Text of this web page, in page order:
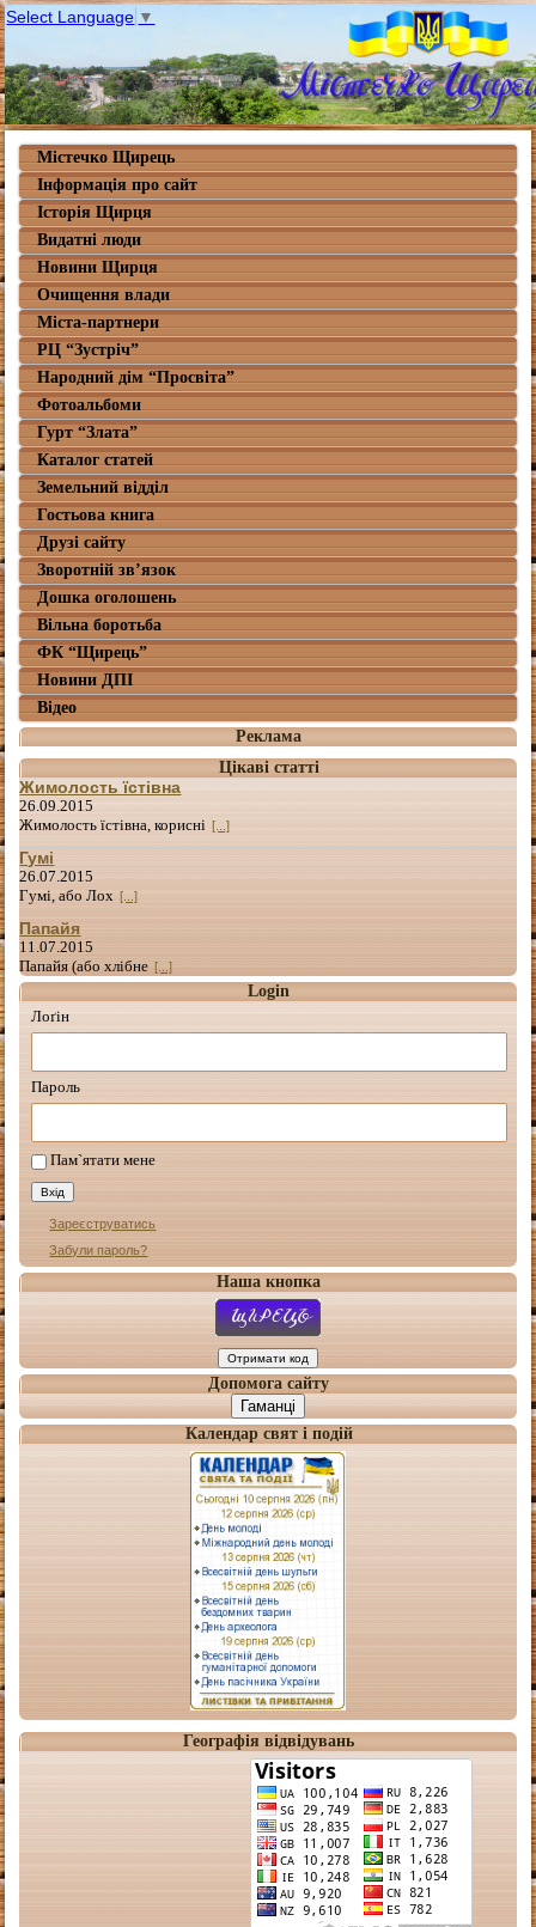
Select Language ▼
Містечко Щирець
Інформація про сайт
Історія Щирця
Видатні люди
Новини Щирця
Очищення влади
Міста-партнери
РЦ “Зустріч”
Народний дім “Просвіта”
Фотоальбоми
Гурт “Злата”
Каталог статей
Земельний відділ
Гостьова книга
Друзі сайту
Зворотній зв’язок
Дошка оголошень
Вільна боротьба
ФК “Щирець”
Новини ДПІ
Відео
Реклама
Цікаві статті
Жимолость їстівна
26.09.2015
Жимолость їстівна, корисні [...]
Гумі
26.07.2015
Гумі, або Лох [...]
Папайя
11.07.2015
Папайя (або хлібне [...]
Login
Лоґін
Пароль
Пам`ятати мене
Зареєструватись
Забули пароль?
Наша кнопка
Допомога сайту
Гаманці
Календар свят і подій
Географія відвідувань